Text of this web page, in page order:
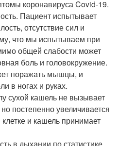
коронавируса Covid-19.
Пациент испытывает
отсутствие сил и
что мы испытываем при
общей слабости может
боль и головокружение.
поражать мышцы, и
в ногах и руках.
сухой кашель не вызывает
постепенно увеличивается
и кашель принимает